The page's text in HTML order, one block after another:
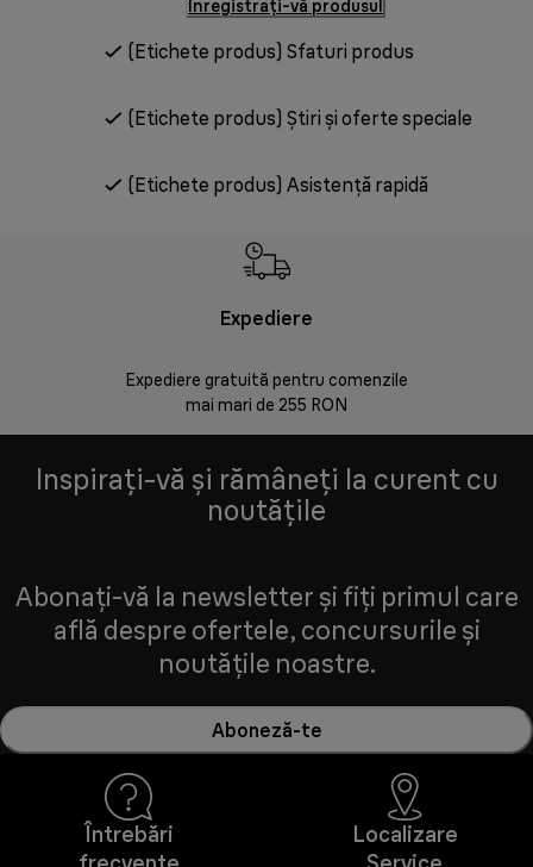
Înregistrați-vă produsul
(Etichete produs) Sfaturi produs
(Etichete produs) Știri și oferte speciale
(Etichete produs) Asistență rapidă
Expediere
Expediere gratuită pentru comenzile
mai mari de 255 RON
Inspirați-vă și rămâneți la curent cu
noutățile
Abonați-vă la newsletter și fiți primul care
află despre ofertele, concursurile și
noutățile noastre.
Aboneză-te
Întrebări
Localizare